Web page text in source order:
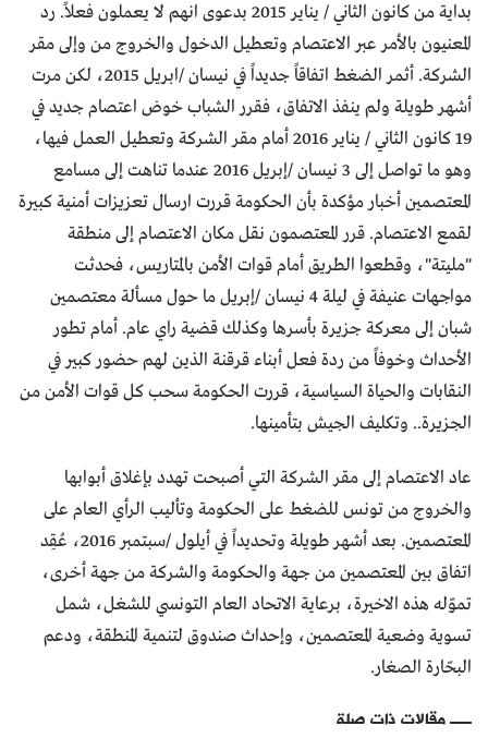
بداية من كانون الثاني / يناير 2015 بدعوى انهم لا يعملون فعلاً. رد
المعنيون بالأمر عبر الاعتصام وتعطيل الدخول والخروج من وإلى مقر
الشركة. أثمر الضغط اتفاقاً جديداً في نيسان /ابريل 2015، لكن مرت
أشهر طويلة ولم ينفذ الاتفاق، فقرر الشباب خوض اعتصام جديد في
19 كانون الثاني / يناير 2016 أمام مقر الشركة وتعطيل العمل فيها،
وهو ما تواصل إلى 3 نيسان /إبريل 2016 عندما تناهت إلى مسامع
المعتصمين أخبار مؤكدة بأن الحكومة قررت ارسال تعزيزات أمنية كبيرة
لقمع الاعتصام. قرر المعتصمون نقل مكان الاعتصام إلى منطقة
"مليتة"، وقطعوا الطريق أمام قوات الأمن بالمتاريس، فحدثت
مواجهات عنيفة في ليلة 4 نيسان /إبريل ما حول مسألة معتصمين
شبان إلى معركة جزيرة بأسرها وكذلك قضية راي عام. أمام تطور
الأحداث وخوفاً من ردة فعل أبناء قرقنة الذين لهم حضور كبير في
النقابات والحياة السياسية، قررت الحكومة سحب كل قوات الأمن من
الجزيرة.. وتكليف الجيش بتأمينها.
عاد الاعتصام إلى مقر الشركة التي أصبحت تهدد بإغلاق أبوابها
والخروج من تونس للضغط على الحكومة وتأليب الرأي العام على
المعتصمين. بعد أشهر طويلة وتحديداً في أيلول /سبتمبر 2016، عُقِد
اتفاق بين المعتصمين من جهة والحكومة والشركة من جهة أخرى،
تموّله هذه الاخيرة، برعاية الاتحاد العام التونسي للشغل، شمل
تسوية وضعية المعتصمين، وإحداث صندوق لتنمية المنطقة، ودعم
البحّارة الصغار.
مقالات ذات صلة